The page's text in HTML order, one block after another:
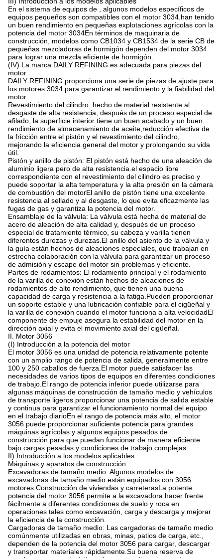
En el sistema de equipos de , algunos modelos específicos de
equipos pequeños son compatibles con el motor 3034.han tenido
un buen rendimiento en pequeñas explotaciones agrícolas con la
potencia del motor 3034En términos de maquinaria de
construcción, modelos como CB1034 y CB1534 de la serie CB de
pequeñas mezcladoras de hormigón dependen del motor 3034
para lograr una mezcla eficiente de hormigón.
(IV) La marca DAILY REFINING es adecuada para piezas del
motor
DAILY REFINING proporciona una serie de piezas de ajuste para
los motores 3034 para garantizar el rendimiento y la fiabilidad del
motor.
Revestimiento del cilindro: hecho de material resistente al
desgaste de alta resistencia, después de un proceso especial de
afilado, la superficie interior tiene un buen acabado y un buen
rendimiento de almacenamiento de aceite,reducción efectiva de
la fricción entre el pistón y el revestimiento del cilindro,
mejorando la eficiencia general del motor y prolongando su vida
útil.
Pistón y anillo de pistón: El pistón está hecho de una aleación de
aluminio ligera pero de alta resistencia.el espacio libre
correspondiente con el revestimiento del cilindro es preciso y
puede soportar la alta temperatura y la alta presión en la cámara
de combustión del motorEl anillo de pistón tiene una excelente
resistencia al sellado y al desgaste, lo que evita eficazmente las
fugas de gas y garantiza la potencia del motor.
Ensamblaje de la válvula: La válvula está hecha de material de
acero de aleación de alta calidad y, después de un proceso
especial de tratamiento térmico, su cabeza y varilla tienen
diferentes durezas y durezas.El anillo del asiento de la válvula y
la guía están hechos de aleaciones especiales, que trabajan en
estrecha colaboración con la válvula para garantizar un proceso
de admisión y escape del motor sin problemas y eficiente.
Partes de rodamientos: El rodamiento principal y el rodamiento
de la varilla de conexión están hechos de aleaciones de
rodamientos de alto rendimiento, que tienen una buena
capacidad de carga y resistencia a la fatiga.Pueden proporcionar
un soporte estable y una lubricación confiable para el cigüeñal y
la varilla de conexión cuando el motor funciona a alta velocidadEl
componente de empuje asegura la estabilidad del motor en la
dirección axial y evita el movimiento axial del cigüeñal.
II. Motor 3056
(I) Introducción a la potencia del motor
El motor 3056 es una unidad de potencia relativamente potente
con un amplio rango de potencia de salida, generalmente entre
100 y 250 caballos de fuerza.El motor puede satisfacer las
necesidades de varios tipos de equipos en diferentes condiciones
de trabajo.El rango de potencia inferior puede utilizarse para
algunas máquinas de construcción de tamaño medio y vehículos
de transporte ligeros.proporcionar una potencia de salida estable
y continua para garantizar el funcionamiento normal del equipo
en el trabajo diarioEn el rango de potencia más alto, el motor
3056 puede proporcionar suficiente potencia para grandes
máquinas agrícolas y algunos equipos pesados de
construcción.para que puedan funcionar de manera eficiente
bajo cargas pesadas y condiciones de trabajo complejas.
II) Introducción a los modelos aplicables
Máquinas y aparatos de construcción
Excavadoras de tamaño medio: Algunos modelos de
excavadoras de tamaño medio están equipados con 3056
motores.Construcción de viviendas y carreterasLa potente
potencia del motor 3056 permite a la excavadora hacer frente
fácilmente a diferentes condiciones de suelo y roca en
operaciones tales como excavación, carga y descarga.y mejorar
la eficiencia de la construcción.
Cargadoras de tamaño medio: Las cargadoras de tamaño medio
comúnmente utilizadas en obras, minas, patios de carga, etc.,
dependen de la potencia del motor 3056 para cargar, descargar
y transportar materiales rápidamente.Su buena reserva de